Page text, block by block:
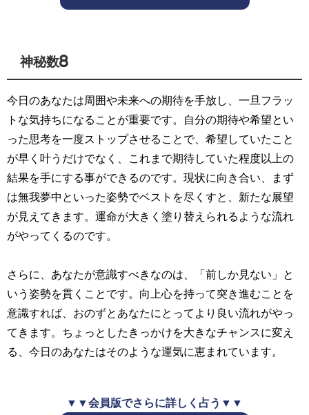
神秘数8
今日のあなたは周囲や未来への期待を手放し、一旦フラッ
トな気持ちになることが重要です。自分の期待や希望とい
った思考を一度ストップさせることで、希望していたこと
が早く叶うだけでなく、これまで期待していた程度以上の
結果を手にする事ができるのです。現状に向き合い、まず
は無我夢中といった姿勢でベストを尽くすと、新たな展望
が見えてきます。運命が大きく塗り替えられるような流れ
がやってくるのです。
さらに、あなたが意識すべきなのは、「前しか見ない」と
いう姿勢を貫くことです。向上心を持って突き進むことを
意識すれば、おのずとあなたにとってより良い流れがやっ
てきます。ちょっとしたきっかけを大きなチャンスに変え
る、今日のあなたはそのような運気に恵まれています。
▼▼会員版でさらに詳しく占う▼▼